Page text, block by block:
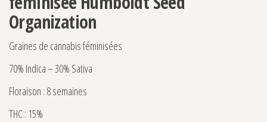
Organization
Graines de cannabis féminisées
70% Indica – 30% Sativa
Floraison : 8 semaines
THC : 15%